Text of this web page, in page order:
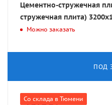
Цементно-стружечная
стружечная плита)
Можно заказать
ПОД
Со склада в Тюмени